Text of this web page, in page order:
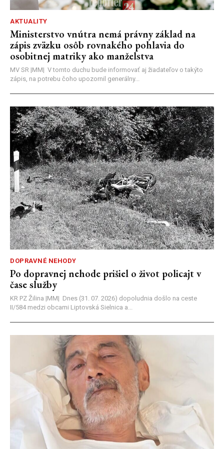
AKTUALITY
Ministerstvo vnútra nemá právny základ na
zápis zväzku osôb rovnakého pohlavia do
osobitnej matriky ako manželstva
MV SR |MM| V tomto duchu bude informovať aj žiadateľov o takýto
zápis, na potrebu čoho upozornil generálny...
DOPRAVNÉ NEHODY
Po dopravnej nehode prišiel o život policajt v
čase služby
KR PZ Žilina |MM| Dnes (31. 07. 2026) dopoludnia došlo na ceste
II/584 medzi obcami Liptovská Sielnica a...